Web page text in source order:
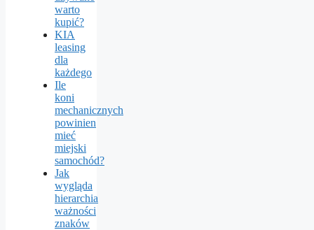
warto
kupić?
KIA
leasing
dla
każdego
Ile
koni
mechanicznych
powinien
mieć
miejski
samochód?
Jak
wygląda
hierarchia
ważności
znaków